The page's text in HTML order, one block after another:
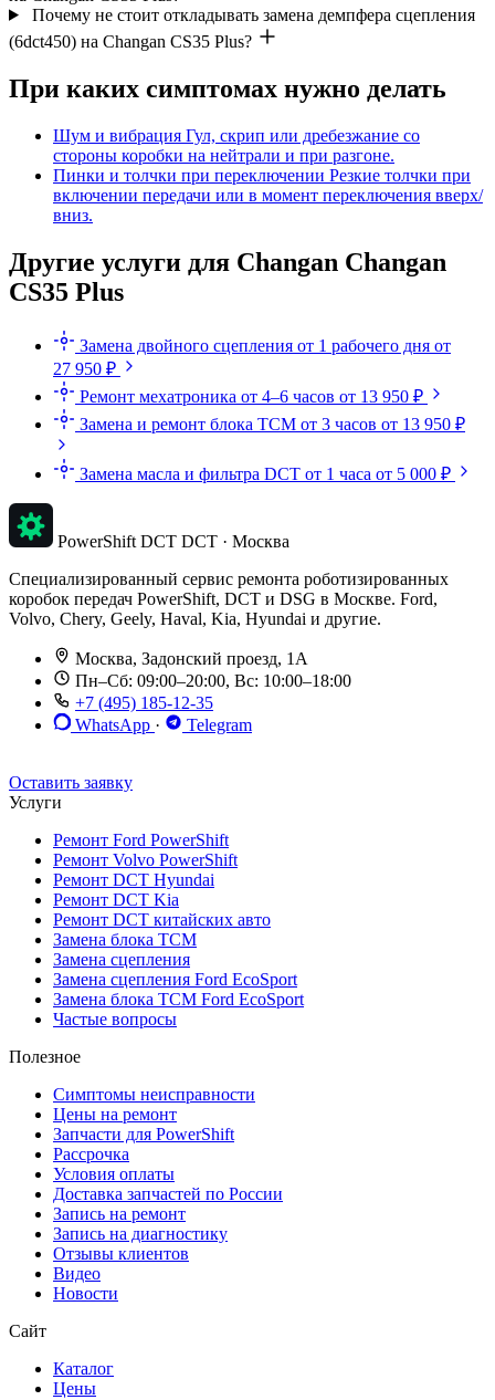
Почему не стоит откладывать замена демпфера сцепления
(6dct450) на Changan CS35 Plus?
При каких симптомах нужно делать
Шум и вибрация Гул, скрип или дребезжание со
стороны коробки на нейтрали и при разгоне.
Пинки и толчки при переключении Резкие толчки при
включении передачи или в момент переключения вверх/
вниз.
Другие услуги для Changan Changan
CS35 Plus
Замена двойного сцепления от 1 рабочего дня от
27 950 ₽
Ремонт мехатроника от 4–6 часов от 13 950 ₽
Замена и ремонт блока TCM от 3 часов от 13 950 ₽
Замена масла и фильтра DCT от 1 часа от 5 000 ₽
PowerShift DCT DCT · Москва
Специализированный сервис ремонта роботизированных
коробок передач PowerShift, DCT и DSG в Москве. Ford,
Volvo, Chery, Geely, Haval, Kia, Hyundai и другие.
Москва, Задонский проезд, 1А
Пн–Сб: 09:00–20:00, Вс: 10:00–18:00
+7 (495) 185-12-35
WhatsApp ·
Telegram
Оставить заявку
Услуги
Ремонт Ford PowerShift
Ремонт Volvo PowerShift
Ремонт DCT Hyundai
Ремонт DCT Kia
Ремонт DCT китайских авто
Замена блока TCM
Замена сцепления
Замена сцепления Ford EcoSport
Замена блока TCM Ford EcoSport
Частые вопросы
Полезное
Симптомы неисправности
Цены на ремонт
Запчасти для PowerShift
Рассрочка
Условия оплаты
Доставка запчастей по России
Запись на ремонт
Запись на диагностику
Отзывы клиентов
Видео
Новости
Сайт
Каталог
Цены